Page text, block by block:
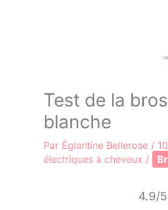
Test de la
blanche
Par Églantine Bellerose /
électriques à cheveux /
4.9/